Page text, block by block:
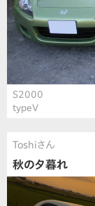
S2000
typeV
Toshiさん
秋の夕暮れ